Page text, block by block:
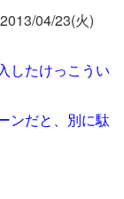
2013/04/23(火)
したけっこうい
ンだと、別に駄